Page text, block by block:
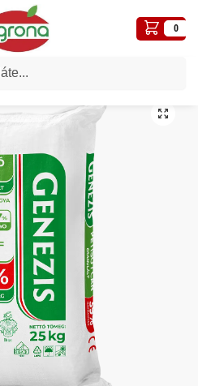
0
Liadok 25kg 27% s vápencom LAT-NAC 27N) s identifikáciou odberateľa